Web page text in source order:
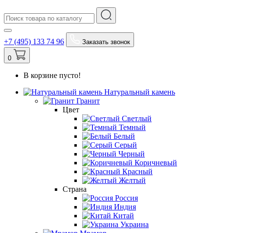
+7 (495) 133 74 96 Заказать звонок
0
В корзине пусто!
Натуральный камень
Гранит
Цвет
Светлый
Темный
Белый
Серый
Черный
Коричневый
Красный
Желтый
Страна
Россия
Индия
Китай
Украина